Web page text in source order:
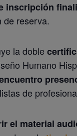
inscripción
de reserva.
la doble
Humano
de
el material